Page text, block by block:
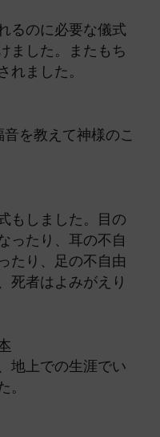
るのに必要な儀式
ました。またもち
れました。
を教えて神様のこ
もしました。目の
ったり、耳の不自
たり、足の不自由
死者はよみがえり
地上での生涯でい
。